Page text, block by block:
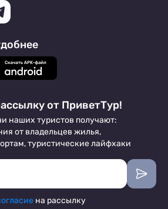
от ПриветТур!
наших туристов получают:
от владельцев жилья,
туристические лайфхаки
на рассылку